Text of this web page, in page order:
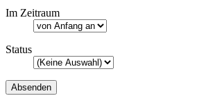
Im Zeitraum
Status